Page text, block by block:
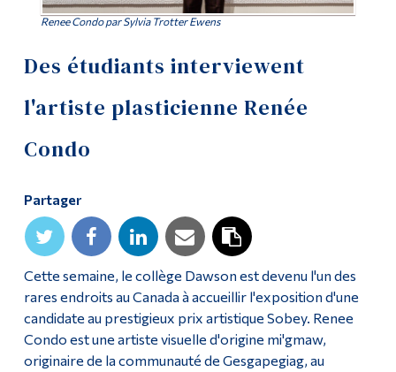
Renee Condo par Sylvia Trotter Ewens
Des étudiants interviewent
l'artiste plasticienne Renée
Condo
Partager
Cette semaine, le collège Dawson est devenu l'un des
rares endroits au Canada à accueillir l'exposition d'une
candidate au prestigieux prix artistique Sobey. Renee
Condo est une artiste visuelle d'origine mi'gmaw,
originaire de la communauté de Gesgapegiag, au
Admissions
La vie à Dawson
Qui vous êtes
Diplômé·es et visiteur·euses